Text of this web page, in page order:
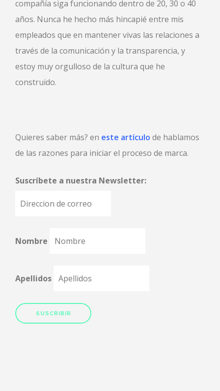
compañía siga funcionando dentro de 20, 30 o 40
años. Nunca he hecho más hincapié entre mis
empleados que en mantener vivas las relaciones a
través de la comunicación y la transparencia, y
estoy muy orgulloso de la cultura que he
construido.
Quieres saber más? en este artículo de hablamos
de las razones para iniciar el proceso de marca.
Suscríbete a nuestra Newsletter:
Nombre
Apellidos